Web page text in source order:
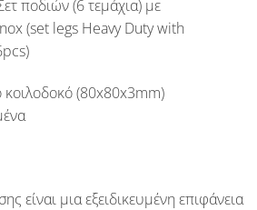
ποδιών (6 τεμάχια) με
(set legs Heavy Duty with
)
(80x80x3mm)
είναι μια εξειδικευμένη επιφάνεια